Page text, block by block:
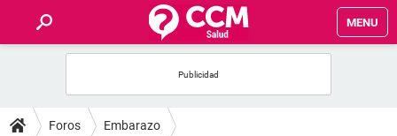
MENU
FOROS
Foros Embarazo